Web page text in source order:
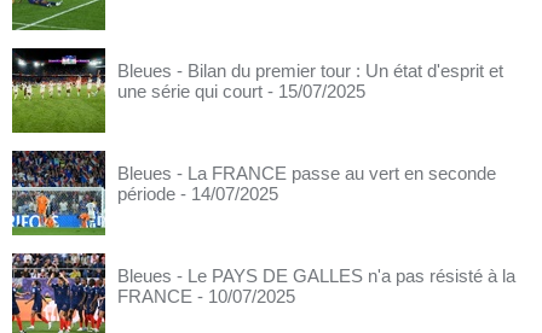
Bleues - Bilan du premier tour : Un état d'esprit et
une série qui court - 15/07/2025
Bleues - La FRANCE passe au vert en seconde
période - 14/07/2025
Bleues - Le PAYS DE GALLES n'a pas résisté à la
FRANCE - 10/07/2025